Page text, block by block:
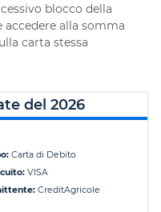
blocco della
accedere alla somma
carta stessa
del 2026
Carta di Debito
VISA
CreditAgricole